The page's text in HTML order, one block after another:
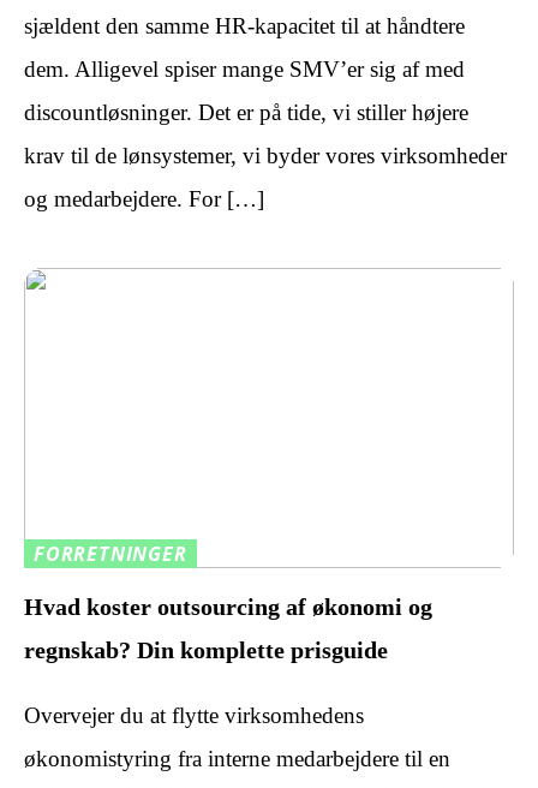
sjældent den samme HR-kapacitet til at håndtere
dem. Alligevel spiser mange SMV’er sig af med
discountløsninger. Det er på tide, vi stiller højere
krav til de lønsystemer, vi byder vores virksomheder
og medarbejdere. For […]
FORRETNINGER
Hvad koster outsourcing af økonomi og
regnskab? Din komplette prisguide
Overvejer du at flytte virksomhedens
økonomistyring fra interne medarbejdere til en